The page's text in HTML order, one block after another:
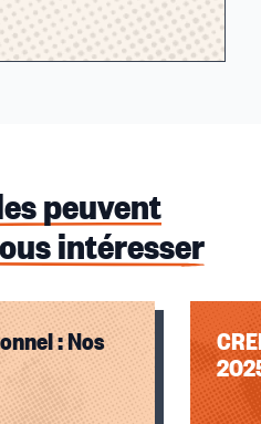
peuvent
intéresser
: Nos